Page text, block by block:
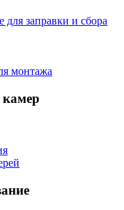
заправки и сбора
монтажа